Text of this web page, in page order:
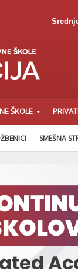
ŠKOLE
SMEŠNA